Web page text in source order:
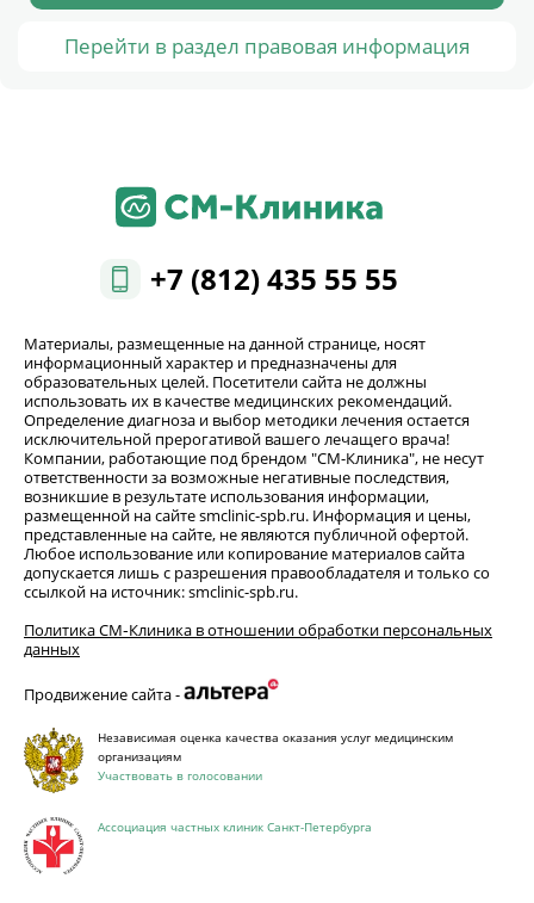
Перейти в раздел правовая информация
+7 (812) 435 55 55
Материалы, размещенные на данной странице, носят
информационный характер и предназначены для
образовательных целей. Посетители сайта не должны
использовать их в качестве медицинских рекомендаций.
Определение диагноза и выбор методики лечения остается
исключительной прерогативой вашего лечащего врача!
Компании, работающие под брендом "СМ-Клиника", не несут
ответственности за возможные негативные последствия,
возникшие в результате использования информации,
размещенной на сайте smclinic-spb.ru. Информация и цены,
представленные на сайте, не являются публичной офертой.
Любое использование или копирование материалов сайта
допускается лишь с разрешения правообладателя и только со
ссылкой на источник: smclinic-spb.ru.
Политика СМ‑Клиника в отношении обработки персональных
данных
Продвижение сайта -
Независимая оценка качества оказания услуг медицинским
организациям
Участвовать в голосовании
Ассоциация частных клиник Санкт-Петербурга